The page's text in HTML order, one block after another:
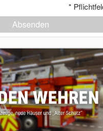
*
Absenden